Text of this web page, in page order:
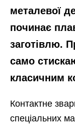
металевої
починає
заготівлю.
само
класичним
Контактне
спеціальних